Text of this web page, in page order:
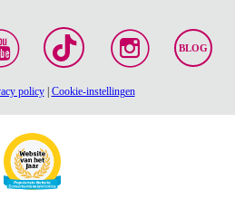
BLOG
policy| Cookie-instellingen